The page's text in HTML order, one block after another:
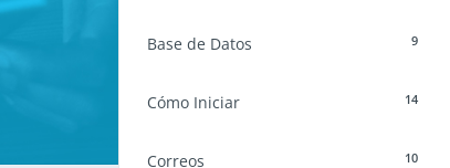
9
Base de Datos
14
Cómo Iniciar
10
Correos